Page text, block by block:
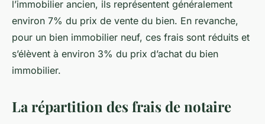
l’immobilier ancien, ils représentent généralement
environ 7% du prix de vente du bien. En revanche,
pour un bien immobilier neuf, ces frais sont réduits et
s’élèvent à environ 3% du prix d’achat du bien
immobilier.
La répartition des frais de notaire